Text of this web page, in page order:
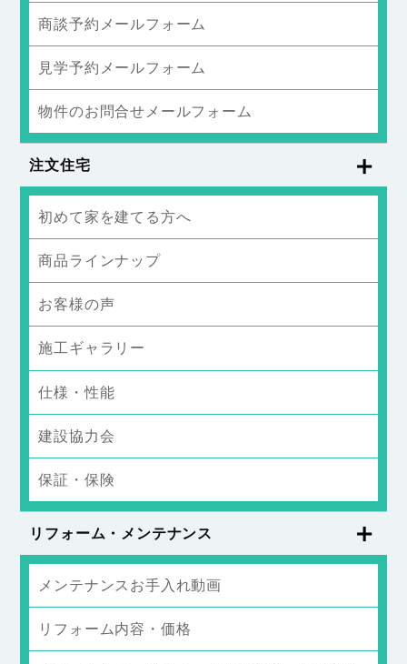
商談予約メールフォーム
見学予約メールフォーム
物件のお問合せメールフォーム
注文住宅
初めて家を建てる方へ
商品ラインナップ
お客様の声
施工ギャラリー
仕様・性能
建設協力会
保証・保険
リフォーム・メンテナンス
メンテナンスお手入れ動画
リフォーム内容・価格